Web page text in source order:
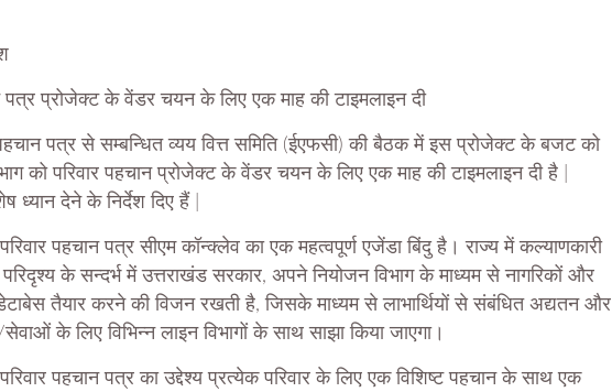
पत्र प्रोजेक्ट के वेंडर चयन के लिए एक माह की टाइमलाइन दी
पत्र से सम्बन्धित व्यय वित्त समिति (ईएफसी) की बैठक में इस प्रोजेक्ट के बजट को
को परिवार पहचान प्रोजेक्ट के वेंडर चयन के लिए एक माह की टाइमलाइन दी है |
ध्यान देने के निर्देश दिए हैं |
पहचान पत्र सीएम कॉन्क्लेव का एक महत्वपूर्ण एजेंडा बिंदु है। राज्य में कल्याणकारी
के सन्दर्भ में उत्तराखंड सरकार, अपने नियोजन विभाग के माध्यम से नागरिकों और
तैयार करने की विजन रखती है, जिसके माध्यम से लाभार्थियों से संबंधित अद्यतन और
के लिए विभिन्न लाइन विभागों के साथ साझा किया जाएगा।
पहचान पत्र का उद्देश्य प्रत्येक परिवार के लिए एक विशिष्ट पहचान के साथ एक